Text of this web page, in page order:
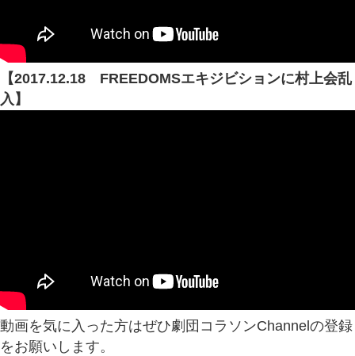
【2017.12.18 FREEDOMSエキジビションに村上会乱
入】
動画を気に入った方はぜひ劇団コラソンChannelの登録
をお願いします。